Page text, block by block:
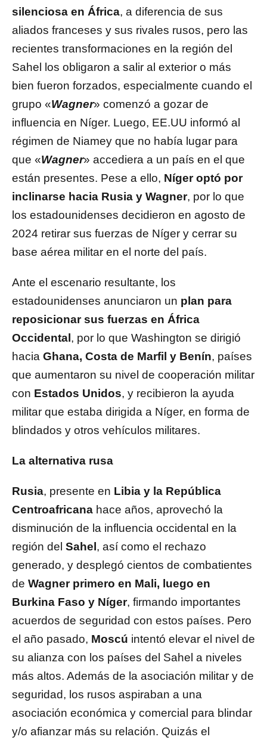
silenciosa en África, a diferencia de sus
aliados franceses y sus rivales rusos, pero las
recientes transformaciones en la región del
Sahel los obligaron a salir al exterior o más
bien fueron forzados, especialmente cuando el
grupo «Wagner» comenzó a gozar de
influencia en Níger. Luego, EE.UU informó al
régimen de Niamey que no había lugar para
que «Wagner» accediera a un país en el que
están presentes. Pese a ello, Níger optó por
inclinarse hacia Rusia y Wagner, por lo que
los estadounidenses decidieron en agosto de
2024 retirar sus fuerzas de Níger y cerrar su
base aérea militar en el norte del país.
Ante el escenario resultante, los
estadounidenses anunciaron un plan para
reposicionar sus fuerzas en África
Occidental , por lo que Washington se dirigió
hacia Ghana, Costa de Marfil y Benín, países
que aumentaron su nivel de cooperación militar
con Estados Unidos, y recibieron la ayuda
militar que estaba dirigida a Níger, en forma de
blindados y otros vehículos militares.
La alternativa rusa
Rusia, presente en Libia y la República
Centroafricana hace años, aprovechó la
disminución de la influencia occidental en la
región del Sahel , así como el rechazo
generado, y desplegó cientos de combatientes
de Wagner primero en Mali, luego en
Burkina Faso y Níger, firmando importantes
acuerdos de seguridad con estos países. Pero
el año pasado, Moscú intentó elevar el nivel de
su alianza con los países del Sahel a niveles
más altos. Además de la asociación militar y de
seguridad, los rusos aspiraban a una
asociación económica y comercial para blindar
y/o afianzar más su relación. Quizás el